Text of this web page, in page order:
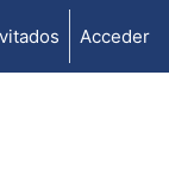
Acceder